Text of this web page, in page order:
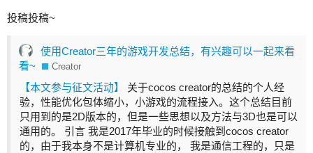
投稿投稿~
使用Creator三年的游戏开发总结，有兴趣可以一起来看
看~
Creator
【本文参与征文活动】
关于cocos creator的总结的个人经
验，性能优化包体缩小，小游戏的流程接入。这个总结目前
只用到的是2D版本的，但是一些思想以及方法与3D也是可以
通用的。 引言 我是2017年毕业的时候接触到cocos creator
的，由于我本身不是计算机专业的， 我是通信工程的，只是